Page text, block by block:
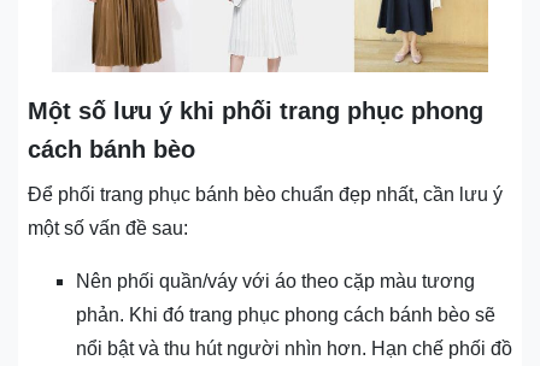
Một số lưu ý khi phối trang phục phong
cách bánh bèo
Để phối trang phục bánh bèo chuẩn đẹp nhất, cần lưu ý
một số vấn đề sau:
Nên phối quần/váy với áo theo cặp màu tương
phản. Khi đó trang phục phong cách bánh bèo sẽ
nổi bật và thu hút người nhìn hơn. Hạn chế phối đồ